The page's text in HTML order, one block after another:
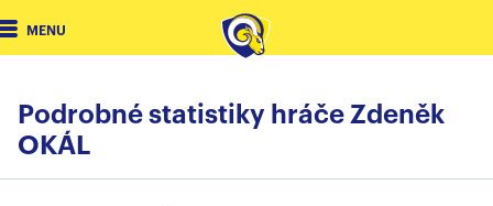
MENU
Podrobné statistiky hráče Zdeněk
OKÁL